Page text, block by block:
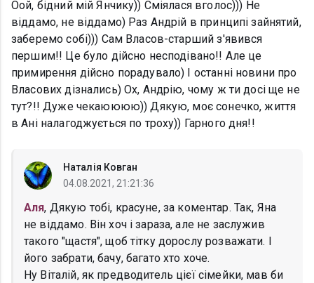
Оой, бідний мій Янчику)) Сміялася вголос))) Не
віддамо, не віддамо) Раз Андрій в принципі зайнятий,
заберемо собі))) Сам Власов-старший з'явився
першим!! Це було дійсно несподівано!! Але це
примирення дійсно порадувало) І останні новини про
Власових дізнались) Ох, Андрію, чому ж ти досі ще не
тут?!! Дуже чекаюююю)) Дякую, моє сонечко, життя
в Ані налагоджується по троху)) Гарного дня!!
Наталія Ковган
04.08.2021, 21:21:36
Аля, Дякую тобі, красуне, за коментар. Так, Яна
не віддамо. Він хоч і зараза, але не заслужив
такого "щастя", щоб тітку дорослу розважати. І
його забрати, бачу, багато хто хоче.
Ну Віталій, як предводитель цієї сімейки, мав би